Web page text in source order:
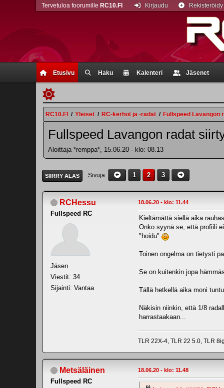
Etusivu Haku Kalenteri Jäsenet
Tervetuloa foorumille RC10.FI Kirjaudu Rekisteröidy
RC10.FI / Yleiset / RC-kerhot ja -radat / Fullspeed Lavangon
Fullspeed Lavangon radat
Aloittaja *remppa*, 15.06.20 - klo: 08.13
SIIRRY ALAS Sivuja 1 2 3
RCHessu
Fullspeed RC
Jäsen
Viestit: 34
Sijainti: Vantaa
18.06.20 - klo: 11.44
Kieltämättä siellä aika
Onko syynä se, että profiili
"hoidu"
Toinen ongelma on tietysti
Se on kuitenkin jopa
Tällä hetkellä aika moni
Näkisin niinkin, että 1/8
harrastaakaan...
TLR 22X-4, TLR 22 5.0, TLR
Metsäläinen
Fullspeed RC
18.06.20 - klo: 11.48